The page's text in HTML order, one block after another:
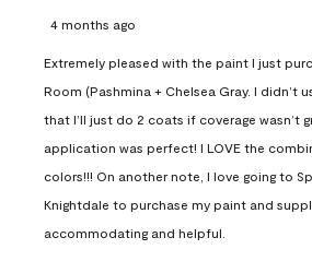
4 months ago
Extremely pleased with the paint I just
Room (Pashmina + Chelsea Gray. I didn’t
that I’ll just do 2 coats if coverage wasn’t
application was perfect! I LOVE the
colors!!! On another note, I love going to
Knightdale to purchase my paint and
accommodating and helpful.